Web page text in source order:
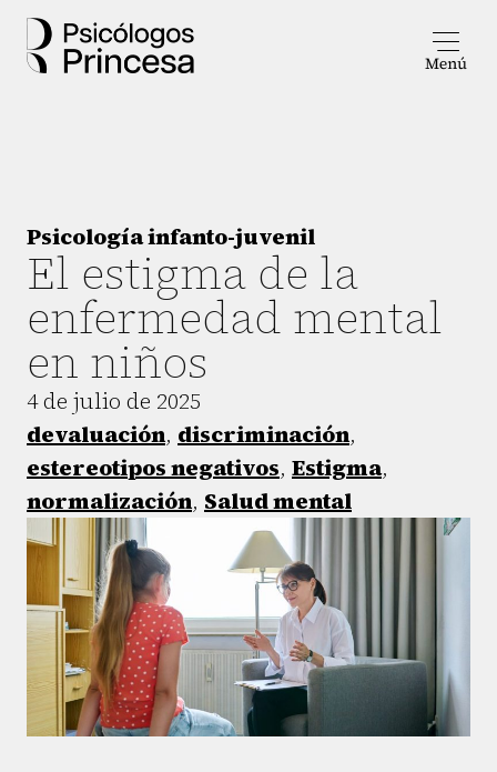
Psicología infanto-juvenil
El estigma de la
enfermedad mental
en niños
4 de julio de 2025
devaluación, discriminación,
estereotipos negativos, Estigma,
normalización, Salud mental